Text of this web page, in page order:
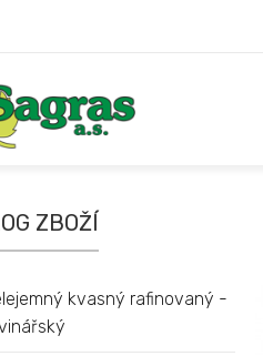
ZBOŽÍ
kvasný rafinovaný -